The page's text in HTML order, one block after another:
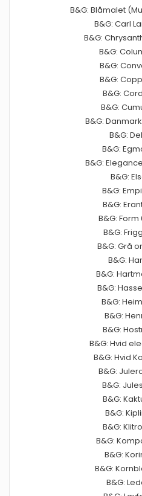
B&G: Blåmalet
B&G: Carl
B&G:
B&G:
B&G:
B&G:
B&G:
B&G:
B&G:
B&G:
B&G:
B&G:
B&G:
B&G:
B&G:
B&G: Form
B&G:
B&G: Grå
B&G:
B&G:
B&G:
B&G:
B&G:
B&G:
B&G: Hvid
B&G: Hvid
B&G:
B&G:
B&G:
B&G:
B&G:
B&G:
B&G:
B&G:
B&G: